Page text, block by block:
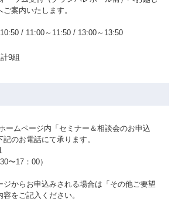
案内いたします。
/ 11:00～11:50 / 13:00～13:50
9組
ームページ内「セミナー＆相談会のお申込
のお電話にて承ります。
30〜17：00）
からお申込みされる場合は「その他ご要望
をご記入ください。